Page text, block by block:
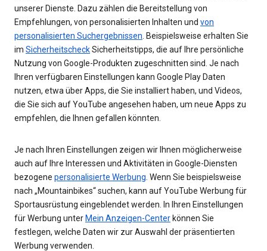
unserer Dienste. Dazu zählen die Bereitstellung von
Empfehlungen, von personalisierten Inhalten und von
personalisierten Suchergebnissen . Beispielsweise erhalten Sie
im SicherheitscheckSicherheitstipps, die auf Ihre persönliche
Nutzung von Google-Produkten zugeschnitten sind. Je nach
Ihren verfügbaren Einstellungen kann Google Play Daten
nutzen, etwa über Apps, die Sie installiert haben, und Videos,
die Sie sich auf YouTube angesehen haben, um neue Apps zu
empfehlen, die Ihnen gefallen könnten.
Je nach Ihren Einstellungen zeigen wir Ihnen möglicherweise
auch auf Ihre Interessen und Aktivitäten in Google-Diensten
bezogene personalisierte Werbung . Wenn Sie beispielsweise
nach „Mountainbikes“ suchen, kann auf YouTube Werbung für
Sportausrüstung eingeblendet werden. In Ihren Einstellungen
für Werbung unter Mein Anzeigen-Center können Sie
festlegen, welche Daten wir zur Auswahl der präsentierten
Werbung verwenden.